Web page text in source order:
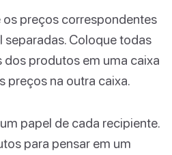
os preços correspondentes
separadas. Coloque todas
dos produtos em uma caixa
preços na outra caixa.
papel de cada recipiente.
para pensar em um